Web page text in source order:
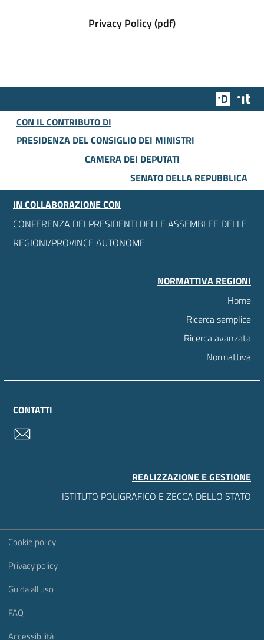
Privacy Policy (pdf)
Team
CON IL CONTRIBUTO DI
PRESIDENZA DEL CONSIGLIO DEI MINISTRI
CAMERA DEI DEPUTATI
SENATO DELLA REPUBBLICA
IN COLLABORAZIONE CON
CONFERENZA DEI PRESIDENTI DELLE ASSEMBLEE DELLE
REGIONI/PROVINCE AUTONOME
NORMATTIVA REGIONI
Home
Ricerca semplice
Ricerca avanzata
Normattiva
CONTATTI
REALIZZAZIONE E GESTIONE
ISTITUTO POLIGRAFICO E ZECCA DELLO STATO
Sezione Link Utili
Cookie policy
Privacy policy
Guida all'uso
FAQ
Accessibilità